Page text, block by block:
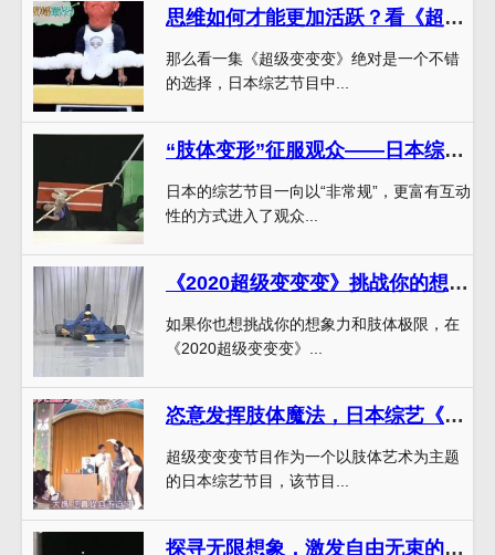
思维如何才能更加活跃？看《超级变变变》就对了
那么看一集《超级变变变》绝对是一个不错
的选择，日本综艺节目中...
“肢体变形”征服观众——日本综艺节目《超级变变变》获得全球欢呼
日本的综艺节目一向以“非常规”，更富有互动
性的方式进入了观众...
《2020超级变变变》挑战你的想象力与肢体极限
如果你也想挑战你的想象力和肢体极限，在
《2020超级变变变》...
恣意发挥肢体魔法，日本综艺《超级变变变》展现肢体艺术的最高境界
超级变变变节目作为一个以肢体艺术为主题
的日本综艺节目，该节目...
探寻无限想象，激发自由无束的创意，《超级变变变》在线